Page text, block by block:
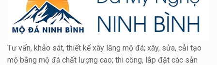
Tư vấn, khảo sát, thiết kế xây lăng mộ đá; xây, sửa, cải tạo
mộ bằng mộ đá chất lượng cao; thi công, lắp đặt các sản